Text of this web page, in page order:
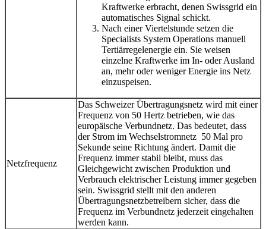
Kraftwerke erbracht, denen Swissgrid ein
automatisches Signal schickt.
Nach einer Viertelstunde setzen die
Specialists System Operations manuell
Tertiärregelenergie ein. Sie weisen
einzelne Kraftwerke im In- oder Ausland
an, mehr oder weniger Energie ins Netz
einzuspeisen.
Netzfrequenz
Das Schweizer Übertragungsnetz wird mit einer
Frequenz von 50 Hertz betrieben, wie das
europäische Verbundnetz. Das bedeutet, dass
der Strom im Wechselstromnetz 50 Mal pro
Sekunde seine Richtung ändert. Damit die
Frequenz immer stabil bleibt, muss das
Gleichgewicht zwischen Produktion und
Verbrauch elektrischer Leistung immer gegeben
sein. Swissgrid stellt mit den anderen
Übertragungsnetzbetreibern sicher, dass die
Frequenz im Verbundnetz jederzeit eingehalten
werden kann.